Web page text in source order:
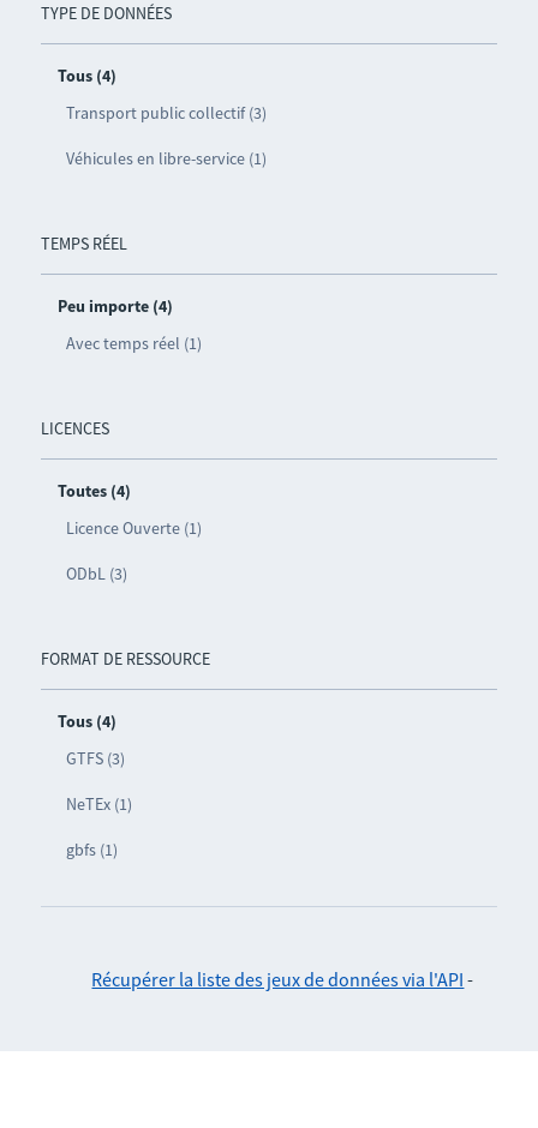
TYPE DE DONNÉES
Tous (4)
Transport public collectif (3)
Véhicules en libre-service (1)
TEMPS RÉEL
Peu importe (4)
Avec temps réel (1)
LICENCES
Toutes (4)
Licence Ouverte (1)
ODbL (3)
FORMAT DE RESSOURCE
Tous (4)
GTFS (3)
NeTEx (1)
gbfs (1)
Récupérer la liste des jeux de données via l'API -